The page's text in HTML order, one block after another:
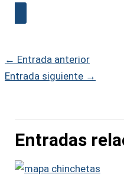
← Entrada anterior
Entrada siguiente →
Entradas